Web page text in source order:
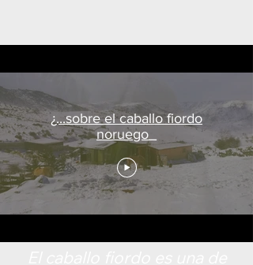
¿...sobre el caballo fiordo
noruego_